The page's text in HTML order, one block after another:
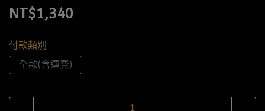
NT$1,340
付款類別
全款(含運費)